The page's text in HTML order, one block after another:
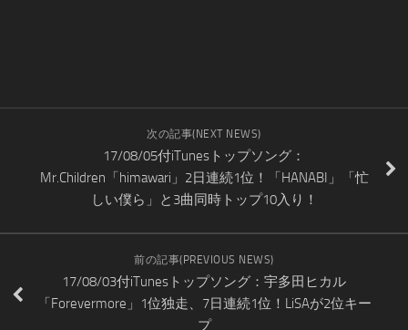
次の記事(NEXT NEWS)
17/08/05付iTunesトップソング：
Mr.Children「himawari」2日連続1位！「HANABI」「忙
しい僕ら」と3曲同時トップ10入り！
前の記事(PREVIOUS NEWS)
17/08/03付iTunesトップソング：宇多田ヒカル
「Forevermore」1位独走、7日連続1位！LiSAが2位キー
プ